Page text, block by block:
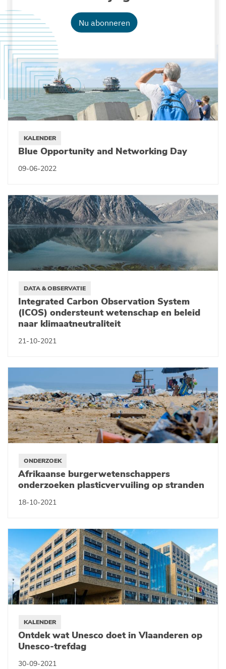
Nu abonneren
13-10-2022
KALENDER
Blue Opportunity and Networking Day
09-06-2022
DATA & OBSERVATIE
Integrated Carbon Observation System
(ICOS) ondersteunt wetenschap en beleid
naar klimaatneutraliteit
21-10-2021
ONDERZOEK
Afrikaanse burgerwetenschappers
onderzoeken plasticvervuiling op stranden
18-10-2021
KALENDER
Ontdek wat Unesco doet in Vlaanderen op
Unesco-trefdag
30-09-2021